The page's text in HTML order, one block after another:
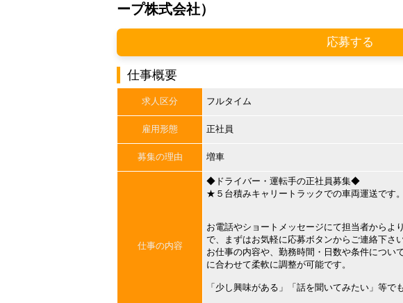
ープ株式会社）
応募する
仕事概要
求人区分 フルタイム
雇用形態 正社員
募集の理由 増車
仕事の内容
◆ドライバー・運転手の正社員募集◆
★５台積みキャリートラックでの車両運送です。
お電話やショートメッセージにて担当者からよ
で、まずはお気軽に応募ボタンからご連絡下さい
お仕事の内容や、勤務時間・日数や条件につい
に合わせて柔軟に調整が可能です。
「少し興味がある」「話を聞いてみたい」等で